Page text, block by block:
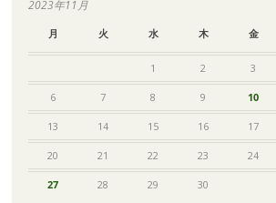
2023年11月
月 火 水 木 金
1 2 3
6 7 8 9 10
13 14 15 16 17
20 21 22 23 24
27 28 29 30